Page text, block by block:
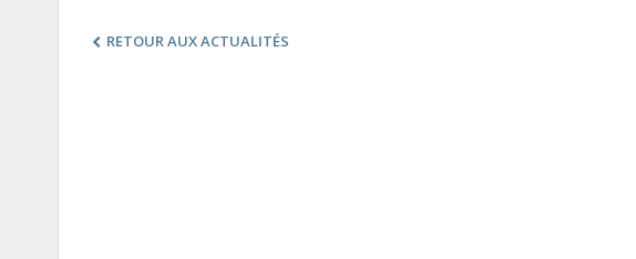
RETOUR AUX ACTUALITÉS